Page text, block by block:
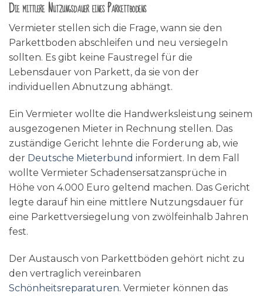
Die mittlere Nutzungsdauer eines Parkettbodens
Vermieter stellen sich die Frage, wann sie den
Parkettboden abschleifen und neu versiegeln
sollten. Es gibt keine Faustregel für die
Lebensdauer von Parkett, da sie von der
individuellen Abnutzung abhängt.
Ein Vermieter wollte die Handwerksleistung seinem
ausgezogenen Mieter in Rechnung stellen. Das
zuständige Gericht lehnte die Forderung ab, wie
der Deutsche Mieterbund informiert. In dem Fall
wollte Vermieter Schadensersatzansprüche in
Höhe von 4.000 Euro geltend machen. Das Gericht
legte darauf hin eine mittlere Nutzungsdauer für
eine Parkettversiegelung von zwölfeinhalb Jahren
fest.
Der Austausch von Parkettböden gehört nicht zu
den vertraglich vereinbaren
Schönheitsreparaturen. Vermieter können das